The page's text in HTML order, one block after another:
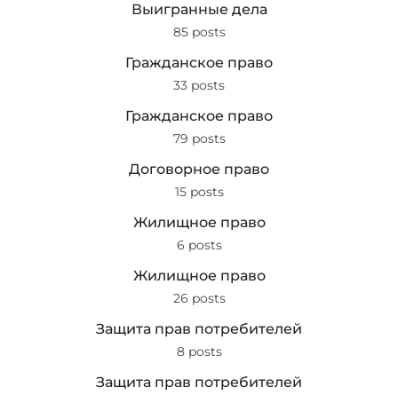
Выигранные дела
85 posts
Гражданское право
33 posts
Гражданское право
79 posts
Договорное право
15 posts
Жилищное право
6 posts
Жилищное право
26 posts
Защита прав потребителей
8 posts
Защита прав потребителей